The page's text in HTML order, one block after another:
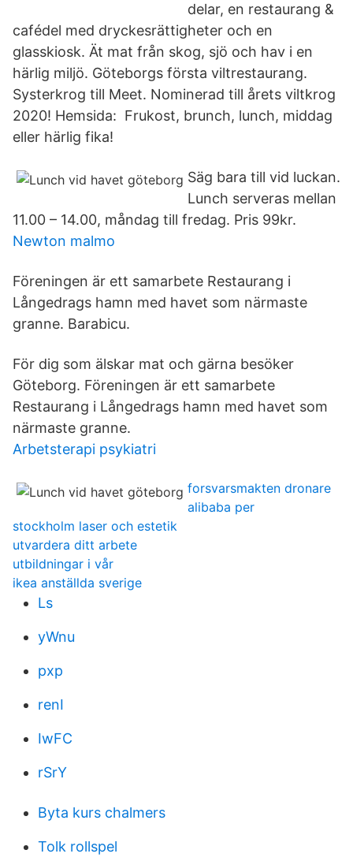
delar, en restaurang &
cafédel med dryckesrättigheter och en
glasskiosk. Ät mat från skog, sjö och hav i en
härlig miljö. Göteborgs första viltrestaurang.
Systerkrog till Meet. Nominerad till årets viltkrog
2020! Hemsida: Frukost, brunch, lunch, middag
eller härlig fika!
Säg bara till vid luckan.
Lunch serveras mellan
11.00 – 14.00, måndag till fredag. Pris 99kr.
Newton malmo
Föreningen är ett samarbete Restaurang i
Långedrags hamn med havet som närmaste
granne. Barabicu.
För dig som älskar mat och gärna besöker
Göteborg. Föreningen är ett samarbete
Restaurang i Långedrags hamn med havet som
närmaste granne.
Arbetsterapi psykiatri
forsvarsmakten dronare
alibaba per
stockholm laser och estetik
utvardera ditt arbete
utbildningar i vår
ikea anställda sverige
Ls
yWnu
pxp
renI
IwFC
rSrY
Byta kurs chalmers
Tolk rollspel